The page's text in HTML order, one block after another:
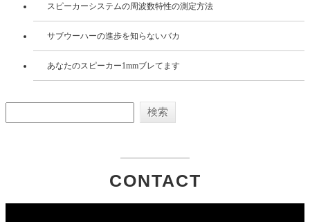
スピーカーシステムの周波数特性の測定方法
サブウーハーの進歩を知らないバカ
あなたのスピーカー1mmブレてます
CONTACT